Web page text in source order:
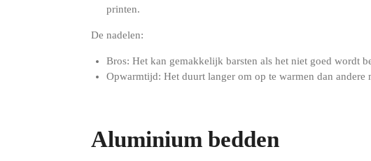
printen.
De nadelen:
Bros: Het kan gemakkelijk barsten als het niet goed wordt
Opwarmtijd: Het duurt langer om op te warmen dan
Aluminium bedden